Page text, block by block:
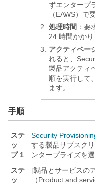
ずエンタープ
（EAWS）で
処理時間 ：要
24 時間かかり
アクティベー
れると、
製品アクティ
順を実行して
ます。
手順
ステ
ッ
プ 1
Security
する製品サブスク
ンタープライズを
ステ
ッ
[製品とサービスの
（Product and